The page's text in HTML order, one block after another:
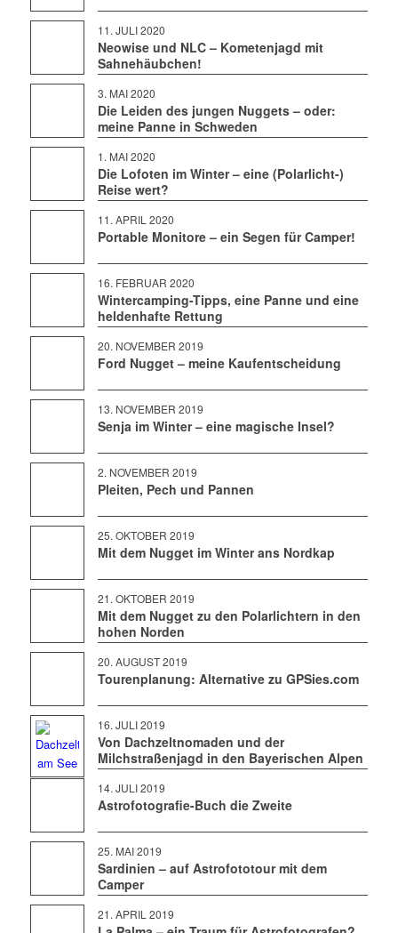
11. JULI 2020
Neowise und NLC – Kometenjagd mit
Sahnehäubchen!
3. MAI 2020
Die Leiden des jungen Nuggets – oder:
meine Panne in Schweden
1. MAI 2020
Die Lofoten im Winter – eine (Polarlicht-)
Reise wert?
11. APRIL 2020
Portable Monitore – ein Segen für Camper!
16. FEBRUAR 2020
Wintercamping-Tipps, eine Panne und eine
heldenhafte Rettung
20. NOVEMBER 2019
Ford Nugget – meine Kaufentscheidung
13. NOVEMBER 2019
Senja im Winter – eine magische Insel?
2. NOVEMBER 2019
Pleiten, Pech und Pannen
25. OKTOBER 2019
Mit dem Nugget im Winter ans Nordkap
21. OKTOBER 2019
Mit dem Nugget zu den Polarlichtern in den
hohen Norden
20. AUGUST 2019
Tourenplanung: Alternative zu GPSies.com
16. JULI 2019
Von Dachzeltnomaden und der
Milchstraßenjagd in den Bayerischen Alpen
14. JULI 2019
Astrofotografie-Buch die Zweite
25. MAI 2019
Sardinien – auf Astrofototour mit dem
Camper
21. APRIL 2019